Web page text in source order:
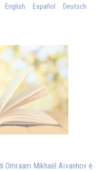
English Español Deutsch
Omraam Mikhaël Aïvanhov è